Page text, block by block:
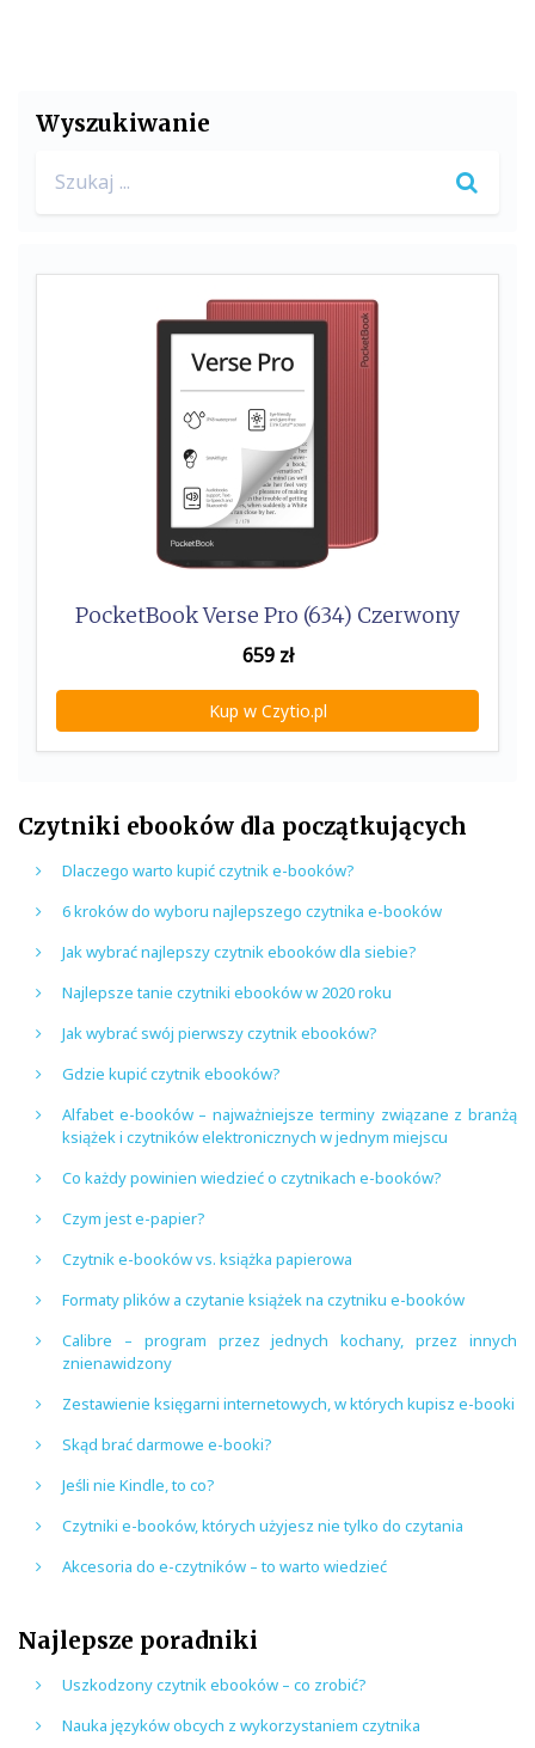
Wyszukiwanie
for:
PocketBook Verse Pro (634) Czerwony
659zł
Kup w Czytio.pl
Czytniki ebooków dla początkujących
Dlaczego warto kupić czytnik e-booków?
6 kroków do wyboru najlepszego czytnika e-booków
Jak wybrać najlepszy czytnik ebooków dla siebie?
Najlepsze tanie czytniki ebooków w 2020 roku
Jak wybrać swój pierwszy czytnik ebooków?
Gdzie kupić czytnik ebooków?
Alfabet e-booków – najważniejsze terminy związane z branżą
książek i czytników elektronicznych w jednym miejscu
Co każdy powinien wiedzieć o czytnikach e-booków?
Czym jest e-papier?
Czytnik e-booków vs. książka papierowa
Formaty plików a czytanie książek na czytniku e-booków
Calibre – program przez jednych kochany, przez innych
znienawidzony
Zestawienie księgarni internetowych, w których kupisz e-booki
Skąd brać darmowe e-booki?
Jeśli nie Kindle, to co?
Czytniki e-booków, których użyjesz nie tylko do czytania
Akcesoria do e-czytników – to warto wiedzieć
Najlepsze poradniki
Uszkodzony czytnik ebooków – co zrobić?
Nauka języków obcych z wykorzystaniem czytnika